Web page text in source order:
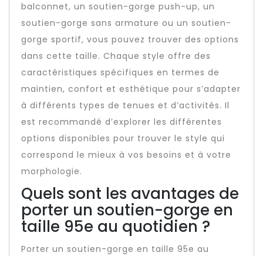
balconnet, un soutien-gorge push-up, un
soutien-gorge sans armature ou un soutien-
gorge sportif, vous pouvez trouver des options
dans cette taille. Chaque style offre des
caractéristiques spécifiques en termes de
maintien, confort et esthétique pour s’adapter
à différents types de tenues et d’activités. Il
est recommandé d’explorer les différentes
options disponibles pour trouver le style qui
correspond le mieux à vos besoins et à votre
morphologie.
Quels sont les avantages de
porter un soutien-gorge en
taille 95e au quotidien ?
Porter un soutien-gorge en taille 95e au